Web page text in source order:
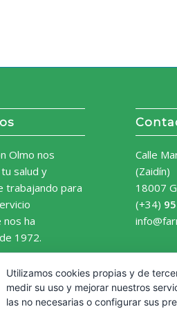
Olmo nos
salud y
trabajando para
ha
1972.
Calle
(Zaidín)
18007
(+34)
Utilizamos cookies propias y de
medir su uso y mejorar nuestros
las no necesarias o configurar sus